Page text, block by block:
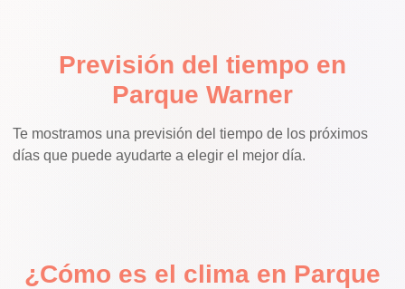
Previsión del tiempo en
Parque Warner
Te mostramos una previsión del tiempo de los próximos
días que puede ayudarte a elegir el mejor día.
¿Cómo es el clima en Parque